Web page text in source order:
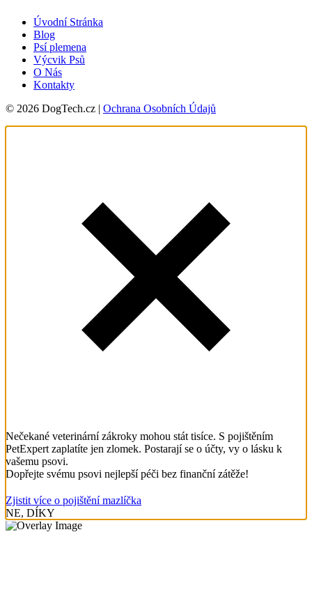
Úvodní Stránka
Blog
Psí plemena
Výcvik Psů
O Nás
Kontakty
© 2026 DogTech.cz | Ochrana Osobních Údajů
Nečekané veterinární zákroky mohou stát tisíce. S pojištěním
PetExpert zaplatíte jen zlomek. Postarají se o účty, vy o lásku k
vašemu psovi.
Dopřejte svému psovi nejlepší péči bez finanční zátěže!
Zjistit více o pojištění mazlíčka
NE, DÍKY